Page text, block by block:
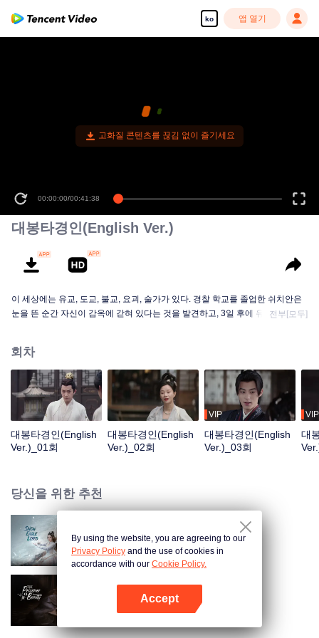
ko 앱 열기
고화질 콘텐츠를 끊김 없이 즐기세요
00:00:00/00:41:38
대봉타경인(English Ver.)
이 세상에는 유교, 도교, 불교, 요괴, 술가가 있다. 경찰 학교를 졸업한 쉬치안은
눈을 뜬 순간 자신이 감옥에 갇혀 있다는 것을 발견하고, 3일 후에 유배되었다...
사라졌구나. 옳고 그름, 성공과 실패는 머리 돌려보면 헛된 것이거늘. 푸른 산은
변함없건만 석양은 붉게 물들기 몇 번이던가.
전부[모두]
회차
대봉타경인(English
Ver.)_01회
대봉타경인(English
Ver.)_02회
VIP
대봉타경인(English
Ver.)_03회
VIP
대
당신을 위한 추천
설응영주 (English Ver.)
절요 (English Ver.)
By using the website, you are agreeing to our
Privacy Policy and the use of cookies in
accordance with our Cookie Policy.
Accept